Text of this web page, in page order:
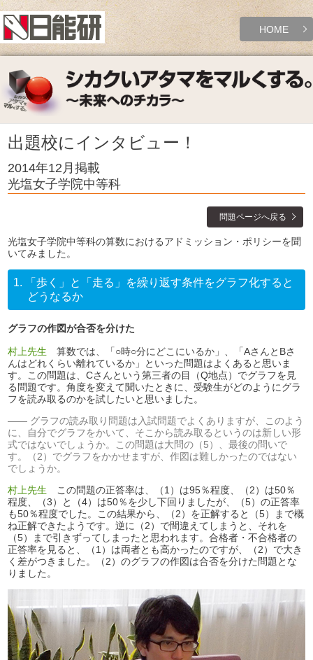
HOME
出題校にインタビュー！
2014年12月掲載
光塩女子学院中等科
問題ページへ戻る
光塩女子学院中等科の算数におけるアドミッション・ポリシーを聞
いてみました。
1.
「歩く」と「走る」を繰り返す条件をグラフ化すると
どうなるか
グラフの作図が合否を分けた
村上先生 算数では、「○時○分にどこにいるか」、「AさんとBさ
んはどれくらい離れているか」といった問題はよくあると思いま
す。この問題は、Cさんという第三者の目（Q地点）でグラフを見
る問題です。角度を変えて聞いたときに、受験生がどのようにグラ
フを読み取るのかを試したいと思いました。
グラフの読み取り問題は入試問題でよくありますが、このよう
に、自分でグラフをかいて、そこから読み取るというのは新しい形
式ではないでしょうか。この問題は大問の（5）、最後の問いで
す。（2）でグラフをかかせますが、作図は難しかったのではない
でしょうか。
村上先生 この問題の正答率は、（1）は95％程度、（2）は50％
程度、（3）と（4）は50％を少し下回りましたが、（5）の正答率
も50％程度でした。この結果から、（2）を正解すると（5）まで概
ね正解できたようです。逆に（2）で間違えてしまうと、それを
（5）まで引きずってしまったと思われます。合格者・不合格者の
正答率を見ると、（1）は両者とも高かったのですが、（2）で大き
く差がつきました。（2）のグラフの作図は合否を分けた問題とな
りました。